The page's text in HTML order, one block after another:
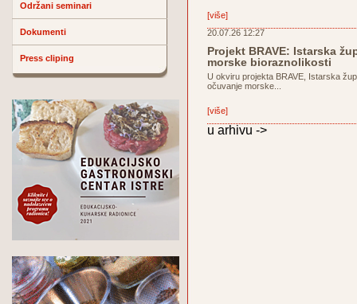
Održani seminari
Dokumenti
Press cliping
[više]
20.07.26 12:27
Projekt BRAVE: Istarska
morske bioraznolikosti
U okviru projekta BRAVE, Istarska
očuvanje morske...
[više]
u arhivu ->